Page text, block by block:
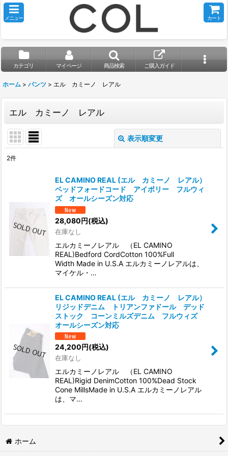
メニュー カート
カテゴリ マイページ 商品検索 ご購入ガイド
ホーム > パンツ > エル カミーノ レアル
エル カミーノ レアル
表示順変更
絞り込む
2件
EL CAMINO REAL (エル カミーノ レアル）
ベッドフォードコード アイボリー フルウィ
ズ オールシーズン対応
28,080円(税込)
在庫なし
エルカミーノレアル （EL CAMINO
REAL)Bedford CordCotton 100%Full
Width Made in U.S.A エルカミーノレアルは、
マイケル・…
EL CAMINO REAL (エル カミーノ レアル）
リジッドデニム トリアンファドール デッド
ストック コーンミルズデニム フルウィズ
オールシーズン対応
24,200 円(税込)
在庫なし
エルカミーノレアル （EL CAMINO
REAL)Rigid DenimCotton 100%Dead Stock
Cone MillsMade in U.S.A エルカミーノレアル
は、マ…
ホーム